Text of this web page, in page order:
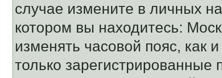
случае измените в личных
котором вы находитесь:
изменять часовой пояс, как
только